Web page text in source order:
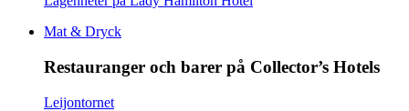
Mat & Dryck
Restauranger och barer på Collector’s Hotels
Leijontornet